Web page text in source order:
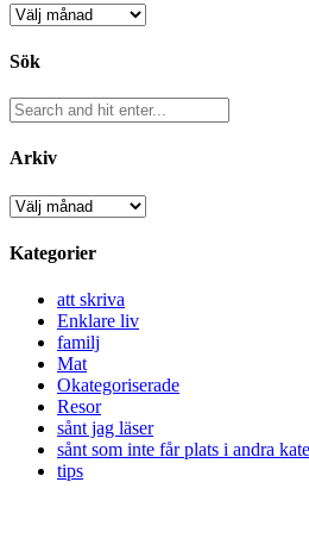
Arkiv
Sök
Arkiv
Arkiv
Kategorier
att skriva
Enklare liv
familj
Mat
Okategoriserade
Resor
sånt jag läser
sånt som inte får plats i andra
tips